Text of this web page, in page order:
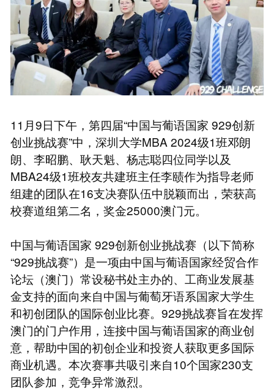
11月9日下午，第四届“中国与葡语国家 929创新
创业挑战赛”中，深圳大学MBA 2024级1班邓朗
朗、李昭鹏、耿天魁、杨志聪四位同学以及
MBA24级1班校友共建班主任李赜作为指导老师
组建的团队在16支决赛队伍中脱颖而出，荣获高
校赛道组第二名，奖金25000澳门元。
中国与葡语国家 929创新创业挑战赛（以下简称
“929挑战赛”）是一项由中国与葡语国家经贸合作
论坛（澳门）常设秘书处主办的、工商业发展基
金支持的面向来自中国与葡萄牙语系国家大学生
和初创团队的国际创业比赛。929挑战赛旨在发挥
澳门的门户作用，连接中国与葡语国家的商业创
意，帮助中国的初创企业和投资人获取更多国际
商业机遇。本次赛事共吸引来自10个国家230支
团队参加，竞争异常激烈。